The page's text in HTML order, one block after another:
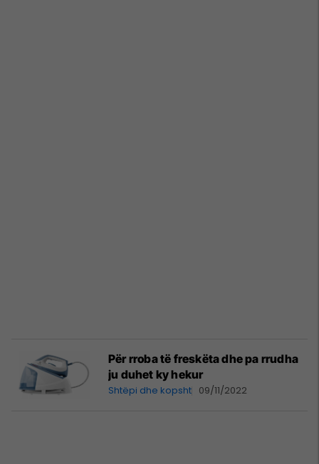
Për rroba të freskëta dhe pa rrudha
ju duhet ky hekur
Shtëpi dhe kopsht 09/11/2022